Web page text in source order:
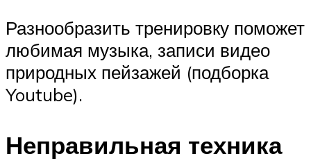
Разнообразить тренировку поможет
любимая музыка, записи видео
природных пейзажей (подборка
Youtube).
Неправильная техника